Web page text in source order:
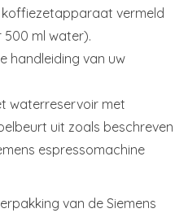
vermeld
ml water).
handleiding van uw
waterreservoir met
uit zoals beschreven
espressomachine
van de Siemens